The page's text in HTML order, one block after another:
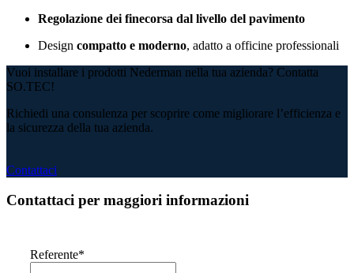
Regolazione dei finecorsa dal livello del pavimento
Design compatto e moderno, adatto a officine professionali
Vuoi installare i prodotti Nederman nella tua azienda? Contatta
SO.TEC!
Richiedi una consulenza per scoprire come migliorare l’efficienza e
la sicurezza della tua azienda.
Contattaci
Contattaci per maggiori informazioni
Referente*